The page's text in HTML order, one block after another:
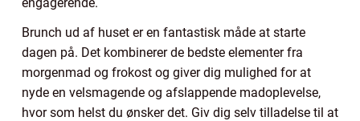
Brunch ud af huset er en fantastisk måde at starte
dagen på. Det kombinerer de bedste elementer fra
morgenmad og frokost og giver dig mulighed for at
nyde en velsmagende og afslappende madoplevelse,
hvor som helst du ønsker det. Giv dig selv tilladelse til at